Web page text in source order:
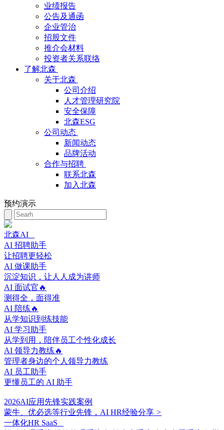
业绩报告
公告及通函
企业管治
招股文件
推介会材料
投资者关系联络
了解北森
关于北森
公司介绍
人才管理研究院
安全保障
北森ESG
公司动态
新闻动态
品牌活动
合作与招聘
联系北森
加入北森
预约演示
北森AI
AI 招聘助手
让招聘更轻松
AI 做课助手
沉淀知识，让人人成为讲师
AI 面试官🔥
测得全，面得准
AI 陪练🔥
从学知识到练技能
AI 学习助手
从学到用，陪伴员工个性化成长
AI 领导力教练🔥
管理者身边的个人领导力教练
AI 员工助手
更懂员工的 AI 助手
2026AI应用先锋实践案例
蒙牛、优必选等行业先锋，AI HR经验分享 >
一体化HR SaaS